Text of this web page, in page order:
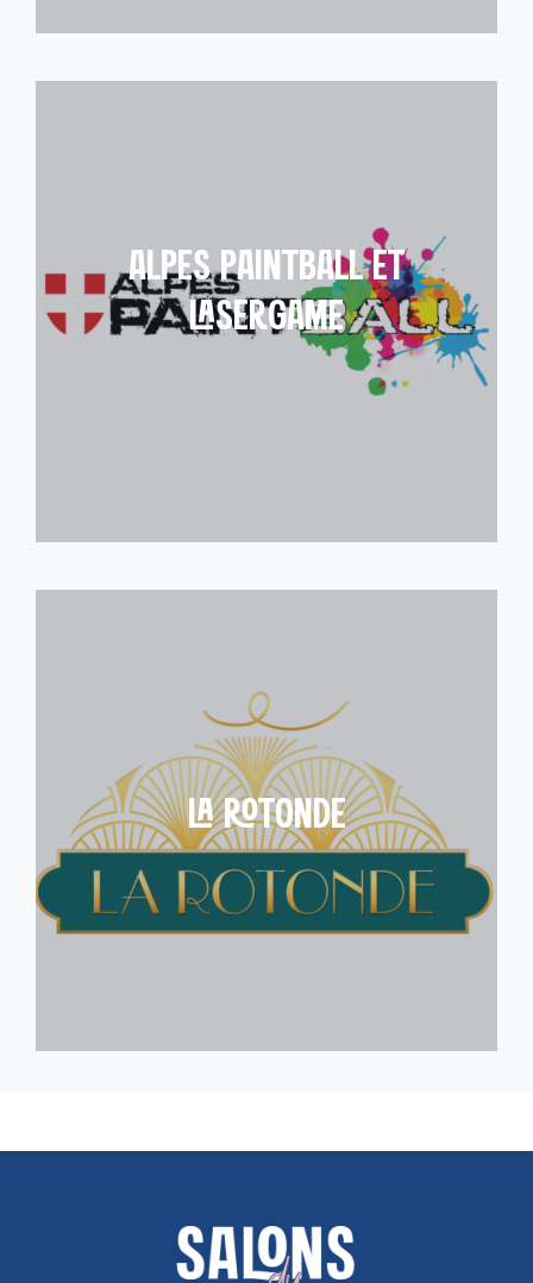
ALPES PAINTBALL ET
LASERGAME
LA ROTONDE